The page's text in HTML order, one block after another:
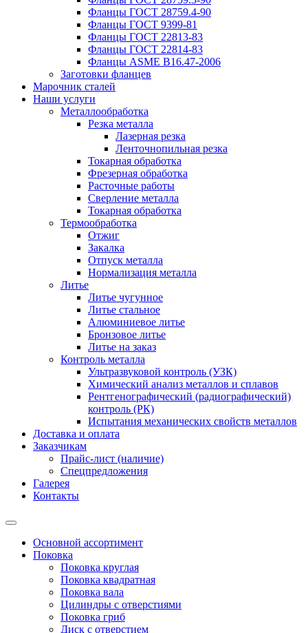
Фланцы ГОСТ 28759.4-90
Фланцы ГОСТ 9399-81
Фланцы ГОСТ 22813-83
Фланцы ГОСТ 22814-83
Фланцы ASME B16.47-2006
Заготовки фланцев
Марочник сталей
Наши услуги
Металлообработка
Резка металла
Лазерная резка
Ленточнопильная резка
Токарная обработка
Фрезерная обработка
Расточные работы
Сверление металла
Токарная обработка
Термообработка
Отжиг
Закалка
Отпуск металла
Нормализация металла
Литье
Литье чугунное
Литье стальное
Алюминиевое литье
Бронзовое литье
Литье на заказ
Контроль металла
Ультразвуковой контроль (УЗК)
Химический анализ металлов и сплавов
Рентгенографический (радиографический)
контроль (РК)
Испытания механических свойств металлов
Доставка и оплата
Заказчикам
Прайс-лист (наличие)
Спецпредложения
Галерея
Контакты
Основной ассортимент
Поковка
Поковка круглая
Поковка квадратная
Поковка вала
Цилиндры с отверстиями
Поковка гриб
Диск с отверстием